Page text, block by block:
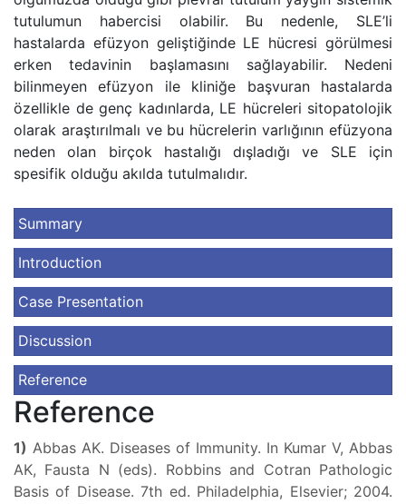
tutulumun habercisi olabilir. Bu nedenle, SLE’li
hastalarda efüzyon geliştiğinde LE hücresi görülmesi
erken tedavinin başlamasını sağlayabilir. Nedeni
bilinmeyen efüzyon ile kliniğe başvuran hastalarda
özellikle de genç kadınlarda, LE hücreleri sitopatolojik
olarak araştırılmalı ve bu hücrelerin varlığının efüzyona
neden olan birçok hastalığı dışladığı ve SLE için
spesifik olduğu akılda tutulmalıdır.
Summary
Introduction
Case Presentation
Discussion
Reference
Reference
1) Abbas AK. Diseases of Immunity. In Kumar V, Abbas
AK, Fausta N (eds). Robbins and Cotran Pathologic
Basis of Disease. 7th ed. Philadelphia, Elsevier; 2004.